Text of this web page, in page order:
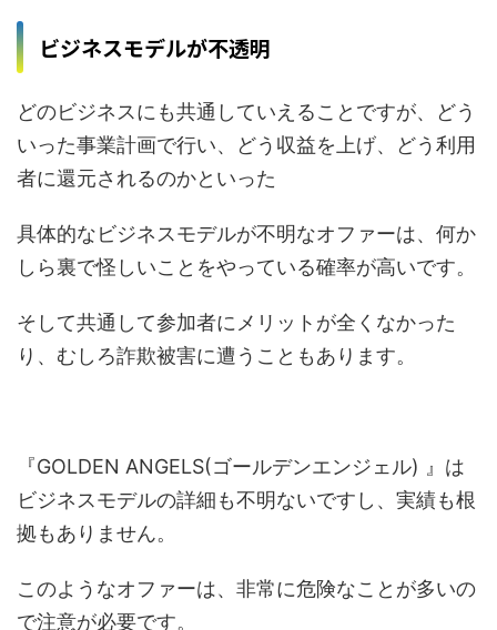
ビジネスモデルが不透明
どのビジネスにも共通していえることですが、どう
いった事業計画で行い、どう収益を上げ、どう利用
者に還元されるのかといった
具体的なビジネスモデルが不明なオファーは、何か
しら裏で怪しいことをやっている確率が高いです。
そして共通して参加者にメリットが全くなかった
り、むしろ詐欺被害に遭うこともあります。
『GOLDEN ANGELS(ゴールデンエンジェル) 』は
ビジネスモデルの詳細も不明ないですし、実績も根
拠もありません。
このようなオファーは、非常に危険なことが多いの
で注意が必要です。